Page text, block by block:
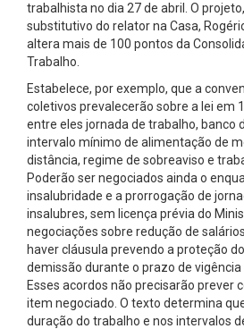
trabalhista no dia 27 de abril. O
substitutivo do relator na Casa,
altera mais de 100 pontos da
Trabalho.
Estabelece, por exemplo, que a
coletivos prevalecerão sobre a lei em
entre eles jornada de trabalho, banco
intervalo mínimo de alimentação de
distância, regime de sobreaviso e
Poderão ser negociados ainda o
insalubridade e a prorrogação de
insalubres, sem licença prévia do
negociações sobre redução de
haver cláusula prevendo a proteção
demissão durante o prazo de vigência
Esses acordos não precisarão prever
item negociado. O texto determina
duração do trabalho e nos intervalos